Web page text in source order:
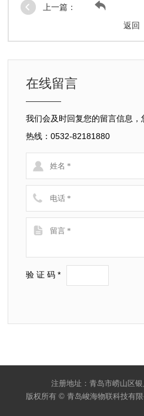
上一篇：
返回
在线留言
我们会及时回复您的留言信息
热线：0532-82181880
验 证 码 *
注册地址：青岛市崂山区
版权所有 © 青岛峻海物联科技有